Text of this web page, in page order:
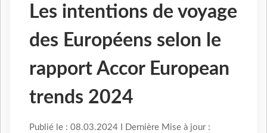
Les intentions de voyage
des Européens selon le
rapport Accor European
trends 2024
Publié le : 08.03.2024 I Dernière Mise à jour :